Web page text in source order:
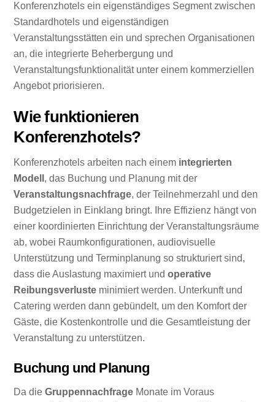
Konferenzhotels ein eigenständiges Segment zwischen
Standardhotels und eigenständigen
Veranstaltungsstätten ein und sprechen Organisationen
an, die integrierte Beherbergung und
Veranstaltungsfunktionalität unter einem kommerziellen
Angebot priorisieren.
Wie funktionieren
Konferenzhotels?
Konferenzhotels arbeiten nach einem integrierten
Modell , das Buchung und Planung mit der
Veranstaltungsnachfrage, der Teilnehmerzahl und den
Budgetzielen in Einklang bringt. Ihre Effizienz hängt von
einer koordinierten Einrichtung der Veranstaltungsräume
ab, wobei Raumkonfigurationen, audiovisuelle
Unterstützung und Terminplanung so strukturiert sind,
dass die Auslastung maximiert undoperative
Reibungsverluste minimiert werden. Unterkunft und
Catering werden dann gebündelt, um den Komfort der
Gäste, die Kostenkontrolle und die Gesamtleistung der
Veranstaltung zu unterstützen.
Buchung und Planung
Da dieGruppennachfrage Monate im Voraus